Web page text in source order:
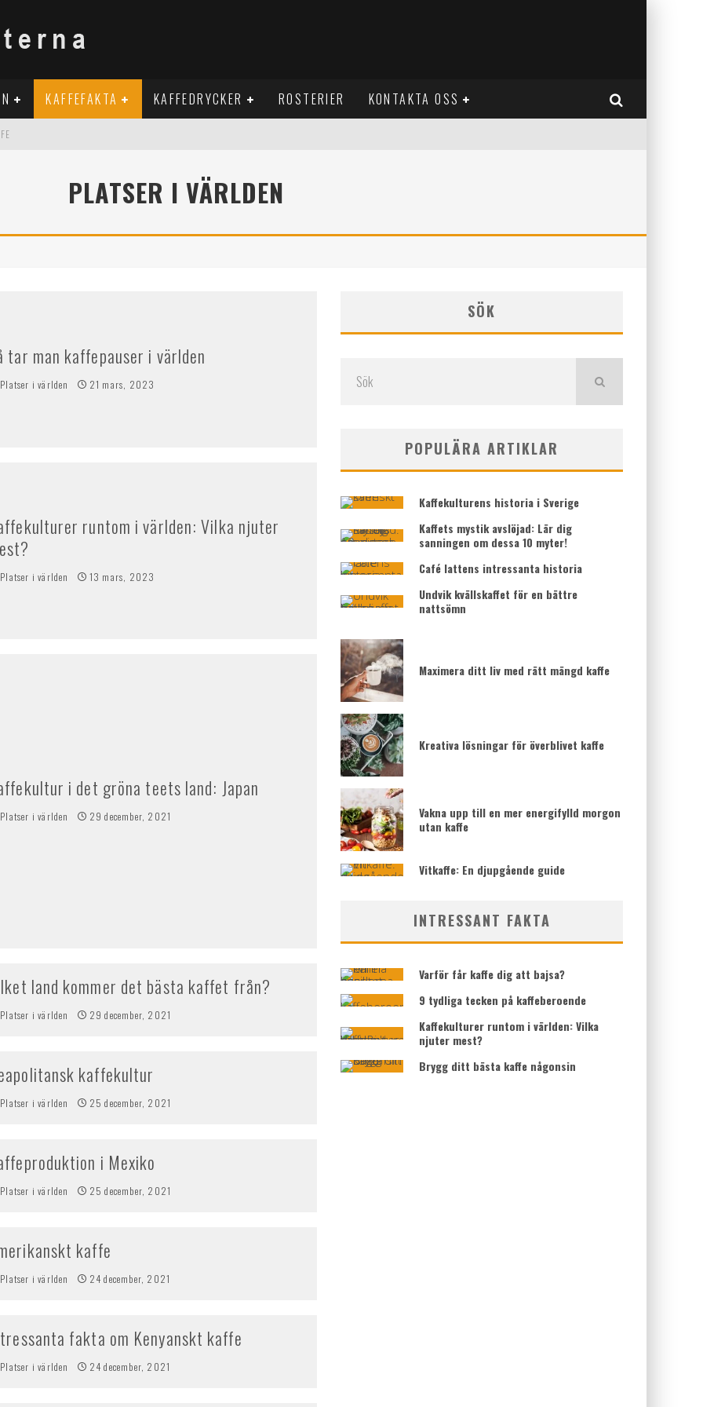
KAFFEFAKTA KAFFEDRYCKER ROSTERIER KONTAKTA OSS
UTAN KAFFEPLATSER I VÄRLDEN
tar man kaffepauser i världen
Platser i världen 21 mars, 2023
runtom i världen: Vilka njuter
Platser i världen 13 mars, 2023
i det gröna teets land: Japan
Platser i världen 29 december, 2021
land kommer det bästa kaffet från?
Platser i världen 29 december, 2021
kaffekultur
Platser i världen 25 december, 2021
i Mexiko
Platser i världen 25 december, 2021
kaffe
Platser i världen 24 december, 2021
fakta om Kenyanskt kaffe
Platser i världen 24 december, 2021
SÖK
POPULÄRA ARTIKLAR
Kaffekulturens historia i Sverige
Kaffets mystik avslöjad: Lär dig
sanningen om dessa 10 myter!
Café lattens intressanta historia
Undvik kvällskaffet för en bättre
nattsömn
Maximera ditt liv med rätt mängd kaffe
Kreativa lösningar för överblivet kaffe
Vakna upp till en mer energifylld morgon
utan kaffe
Vitkaffe: En djupgående guide
INTRESSANT FAKTA
Varför får kaffe dig att bajsa?
9 tydliga tecken på kaffeberoende
Kaffekulturer runtom i världen: Vilka
njuter mest?
Brygg ditt bästa kaffe någonsin